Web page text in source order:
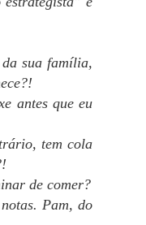
sua família,
antes que eu
tem cola
de comer?
Pam, do